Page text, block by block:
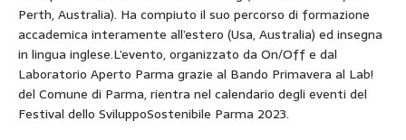
Perth, Australia). Ha compiuto il suo percorso di formazione
accademica interamente all’estero (Usa, Australia) ed insegna
in lingua inglese.L’evento, organizzato da On/Off e dal
Laboratorio Aperto Parma grazie al Bando Primavera al Lab!
del Comune di Parma, rientra nel calendario degli eventi del
Festival dello SviluppoSostenibile Parma 2023.